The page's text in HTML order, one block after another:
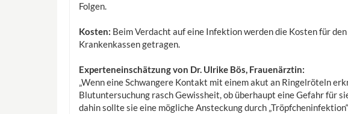
Folgen.
Kosten: Beim Verdacht auf eine Infektion werden die Kosten für
Krankenkassen getragen.
Experteneinschätzung von Dr. Ulrike Bös, Frauenärztin:
„Wenn eine Schwangere Kontakt mit einem akut an Ringelröteln
Blutuntersuchung rasch Gewissheit, ob überhaupt eine Gefahr für
dahin sollte sie eine mögliche Ansteckung durch